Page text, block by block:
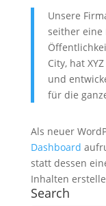
Unsere
seither eine
City, hat
und
für die
Als neuer
Dashboard
statt dessen
Inhalten
Search